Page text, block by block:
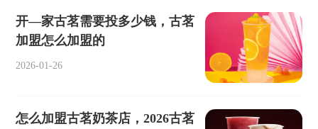
开—家古茗需要投多少钱，古茗
加盟怎么加盟的
2026-01-26
怎么加盟古茗奶茶店，2026古茗